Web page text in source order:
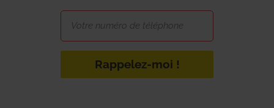
Rappelez-moi !